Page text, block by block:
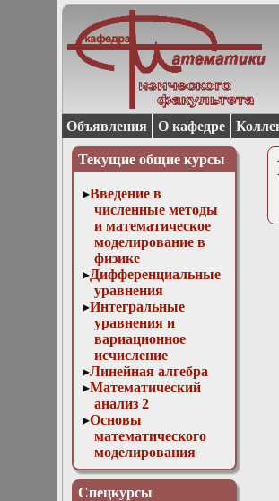
Объявления О кафедре
Текущие общие курсы
Введение в
численные методы
и математическое
моделирование в
физике
Дифференциальные
уравнения
Интегральные
уравнения и
вариационное
исчисление
Линейная алгебра
Математический
анализ 2
Основы
математического
моделирования
Численные методы
в физике
Спецкурсы